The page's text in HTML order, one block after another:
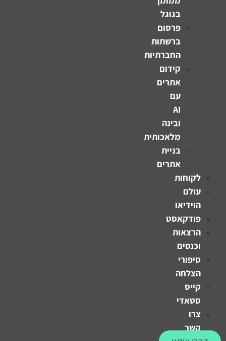
בגוגל
פרסום
ברשתות
החברתיות
קידום
אתרים
עם
AI
ובינה
מלאכותית
בניית
אתרים
לקוחות
עולם
הוידיאו
פודקאסט
הרצאות
וכנסים
סיפורי
הצלחה
קייס
סטאדי
צרו
קשר